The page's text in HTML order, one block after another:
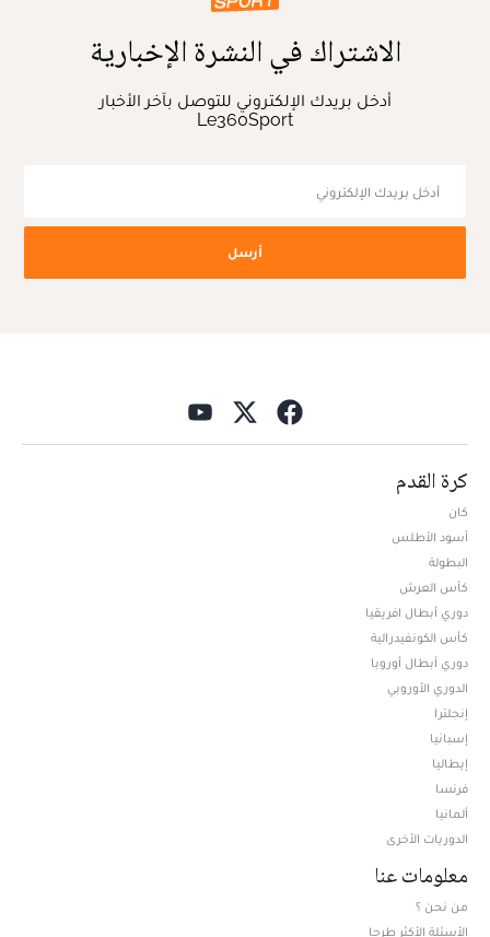
الاشتراك في النشرة الإخبارية
أدخل بريدك الإلكتروني للتوصل بآخر الأخبار
Le360Sport
أرسل
كرة القدم
كان
أسود الأطلس
البطولة
كأس العرش
دوري أبطال افريقيا
كأس الكونفيدرالية
دوري أبطال أوروبا
الدوري الأوروبي
إنجلترا
إسبانيا
إيطاليا
فرنسا
ألمانيا
الدوريات الأخرى
معلومات عنا
من نحن ؟
الأسئلة الأكثر طرحا